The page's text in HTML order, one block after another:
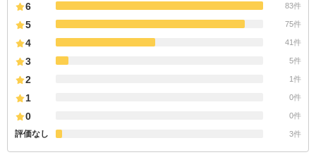
6 83件
5 75件
4 41件
3 5件
2 1件
1 0件
0 0件
評価なし 3件